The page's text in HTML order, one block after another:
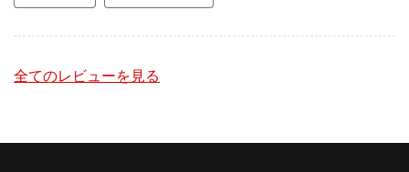
全てのレビューを見る